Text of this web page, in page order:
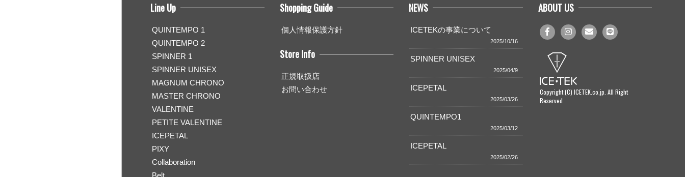
Line Up
QUINTEMPO 1
QUINTEMPO 2
SPINNER 1
SPINNER UNISEX
MAGNUM CHRONO
MASTER CHRONO
VALENTINE
PETITE VALENTINE
ICEPETAL
PIXY
Collaboration
Belt
Shopping Guide
個人情報保護方針
Store Info
正規取扱店
お問い合わせ
NEWS
ICETEKの事業について
2025/10/16
SPINNER UNISEX
2025/04/9
ICEPETAL
2025/03/26
QUINTEMPO1
2025/03/12
ICEPETAL
2025/02/26
ABOUT US
Copyright (C) ICETEK.co.jp. All Right
Reserved